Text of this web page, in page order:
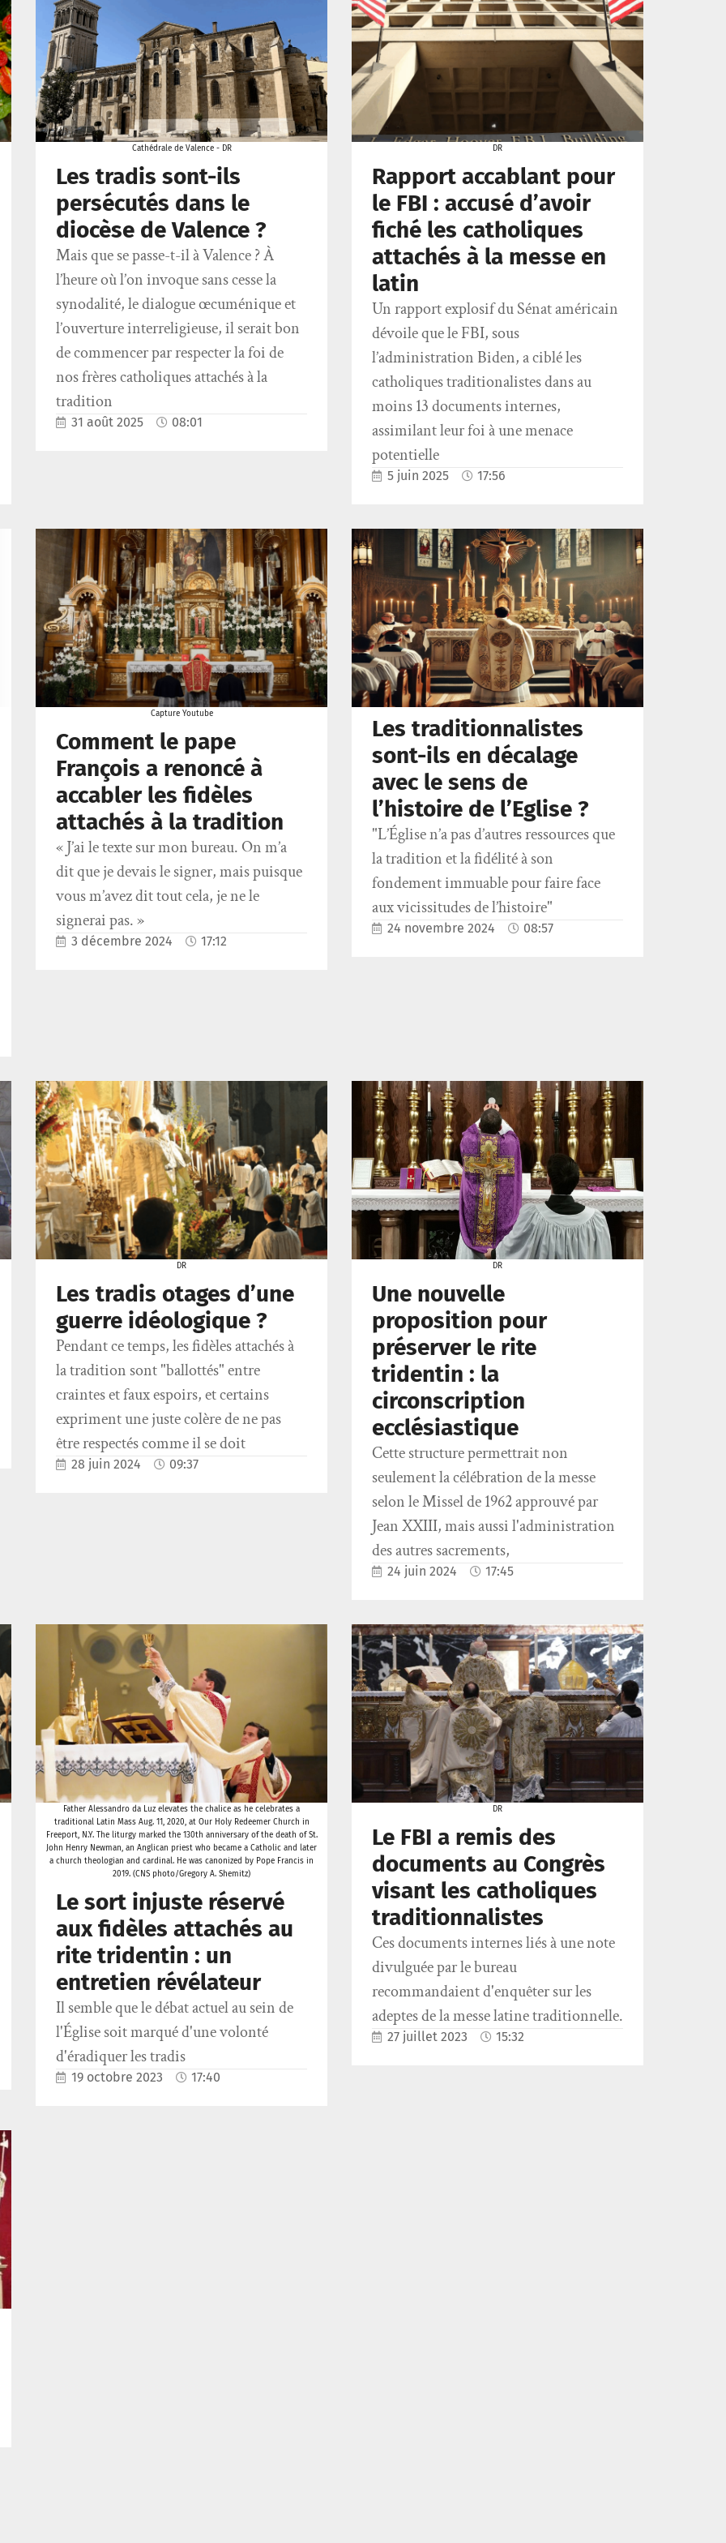
Cathédrale de Valence - DR
Les tradis sont-ils
persécutés dans le
diocèse de Valence ?
Mais que se passe-t-il à Valence ? À
l’heure où l’on invoque sans cesse la
synodalité, le dialogue œcuménique et
l’ouverture interreligieuse, il serait bon
de commencer par respecter la foi de
nos frères catholiques attachés à la
tradition
31 août 2025 08:01
DR
Rapport accablant pour
le FBI : accusé d’avoir
fiché les catholiques
attachés à la messe en
latin
Un rapport explosif du Sénat américain
dévoile que le FBI, sous
l’administration Biden, a ciblé les
catholiques traditionalistes dans au
moins 13 documents internes,
assimilant leur foi à une menace
potentielle
5 juin 2025 17:56
Capture Youtube
Comment le pape
François a renoncé à
accabler les fidèles
attachés à la tradition
« J’ai le texte sur mon bureau. On m’a
dit que je devais le signer, mais puisque
vous m’avez dit tout cela, je ne le
signerai pas. »
3 décembre 2024 17:12
Les traditionnalistes
sont-ils en décalage
avec le sens de
l’histoire de l’Eglise ?
"L’Église n’a pas d’autres ressources que
la tradition et la fidélité à son
fondement immuable pour faire face
aux vicissitudes de l’histoire"
24 novembre 2024 08:57
DR
Les tradis otages d’une
guerre idéologique ?
Pendant ce temps, les fidèles attachés à
la tradition sont "ballottés" entre
craintes et faux espoirs, et certains
expriment une juste colère de ne pas
être respectés comme il se doit
28 juin 2024 09:37
DR
Une nouvelle
proposition pour
préserver le rite
tridentin : la
circonscription
ecclésiastique
Cette structure permettrait non
seulement la célébration de la messe
selon le Missel de 1962 approuvé par
Jean XXIII, mais aussi l'administration
des autres sacrements,
24 juin 2024 17:45
Father Alessandro da Luz elevates the chalice as he celebrates a
traditional Latin Mass Aug. 11, 2020, at Our Holy Redeemer Church in
Freeport, N.Y. The liturgy marked the 130th anniversary of the death of St.
John Henry Newman, an Anglican priest who became a Catholic and later
a church theologian and cardinal. He was canonized by Pope Francis in
2019. (CNS photo/Gregory A. Shemitz)
Le sort injuste réservé
aux fidèles attachés au
rite tridentin : un
entretien révélateur
Il semble que le débat actuel au sein de
l'Église soit marqué d'une volonté
d'éradiquer les tradis
19 octobre 2023 17:40
DR
Le FBI a remis des
documents au Congrès
visant les catholiques
traditionnalistes
Ces documents internes liés à une note
divulguée par le bureau
recommandaient d'enquêter sur les
adeptes de la messe latine traditionnelle.
27 juillet 2023 15:32